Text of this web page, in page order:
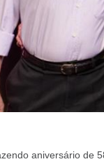
aniversário de